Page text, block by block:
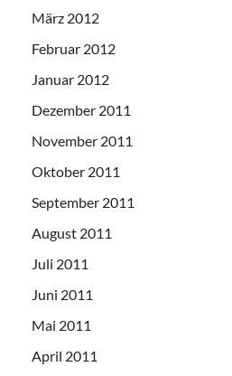
März 2012
Februar 2012
Januar 2012
Dezember 2011
November 2011
Oktober 2011
September 2011
August 2011
Juli 2011
Juni 2011
Mai 2011
April 2011